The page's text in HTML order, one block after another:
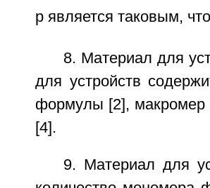
p является таковым,
8. Материал для
для устройств
формулы [2],
[4].
9. Материал для